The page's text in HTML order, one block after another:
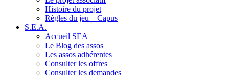
Histoire du projet
Règles du jeu – Capus
S.E.A.
Accueil SEA
Le Blog des assos
Les assos adhérentes
Consulter les offres
Consulter les demandes